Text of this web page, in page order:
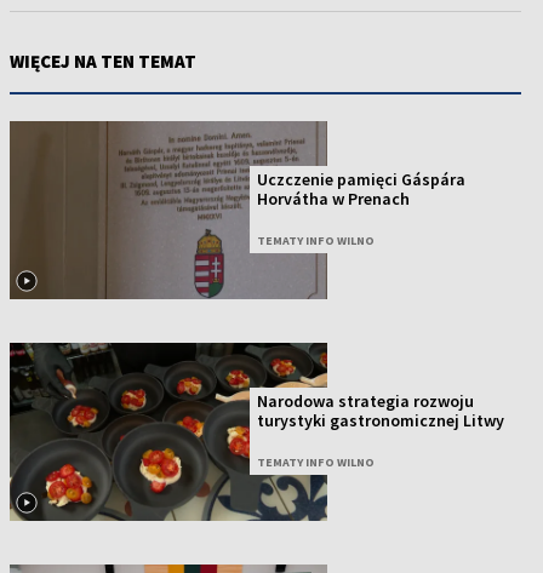
WIĘCEJ NA TEN TEMAT
Uczczenie pamięci Gáspára
Horvátha w Prenach
TEMATY INFO WILNO
Narodowa strategia rozwoju
turystyki gastronomicznej Litwy
TEMATY INFO WILNO